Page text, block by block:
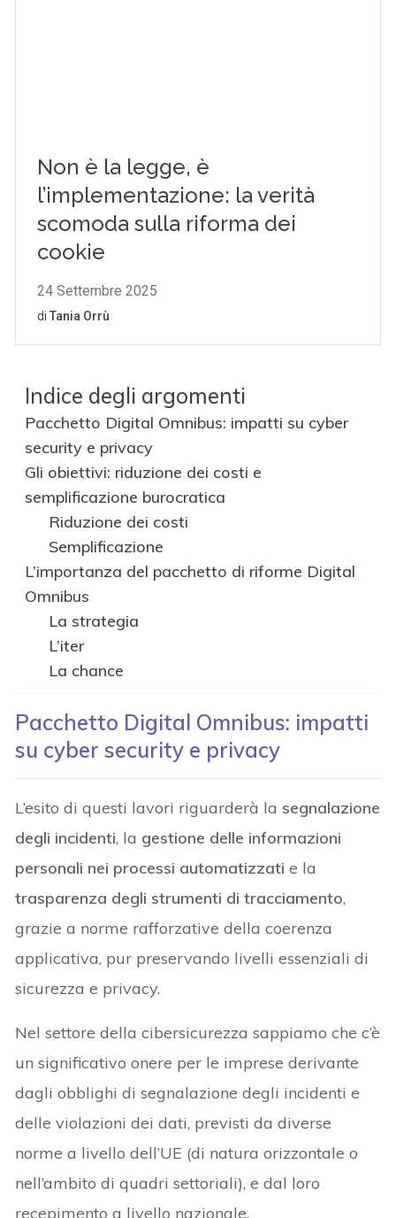
Indice degli argomenti
Pacchetto Digital Omnibus: impatti su cyber
security e privacy
Gli obiettivi: riduzione dei costi e
semplificazione burocratica
Riduzione dei costi
Semplificazione
L’importanza del pacchetto di riforme Digital
Omnibus
La strategia
L’iter
La chance
Pacchetto Digital Omnibus: impatti
su cyber security e privacy
L’esito di questi lavori riguarderà la segnalazione
degli incidenti, la gestione delle informazioni
personali nei processi automatizzati e la
trasparenza degli strumenti di tracciamento,
grazie a norme rafforzative della coerenza
applicativa, pur preservando livelli essenziali di
sicurezza e privacy.
Nel settore della cibersicurezza sappiamo che c’è
un significativo onere per le imprese derivante
dagli obblighi di segnalazione degli incidenti e
delle violazioni dei dati, previsti da diverse
norme a livello dell’UE (di natura orizzontale o
nell’ambito di quadri settoriali), e dal loro
recepimento a livello nazionale.